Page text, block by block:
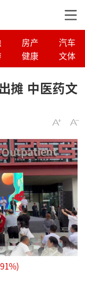
房产
汽车
健康 文体
摊 中医药文
的习惯。让中
91%)